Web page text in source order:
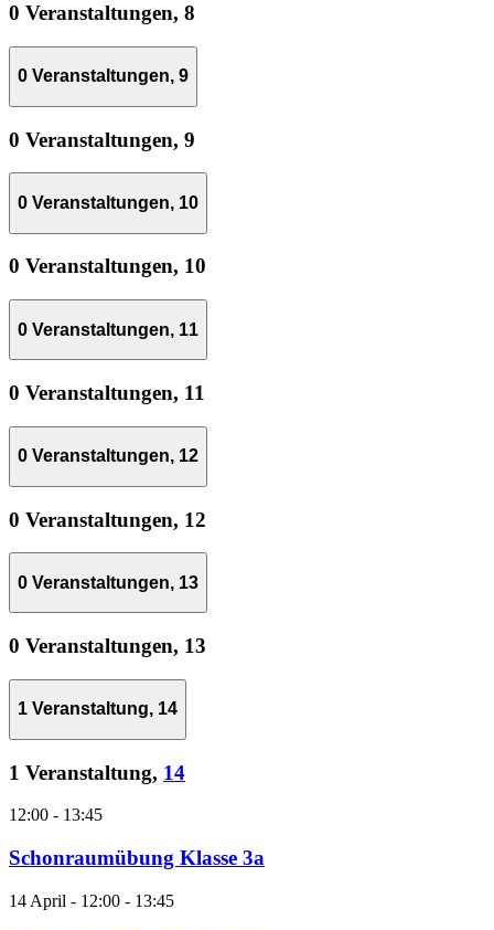
0 Veranstaltungen, 8
0 Veranstaltungen, 9
0 Veranstaltungen, 9
0 Veranstaltungen, 10
0 Veranstaltungen, 10
0 Veranstaltungen, 11
0 Veranstaltungen, 11
0 Veranstaltungen, 12
0 Veranstaltungen, 12
0 Veranstaltungen, 13
0 Veranstaltungen, 13
1 Veranstaltung, 14
1 Veranstaltung, 14
12:00 - 13:45
Schonraumübung Klasse 3a
14 April - 12:00 - 13:45